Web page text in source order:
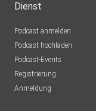
Dienst
Podcast anmelden
Podcast hochladen
Podcast-Events
Registrierung
Anmeldung